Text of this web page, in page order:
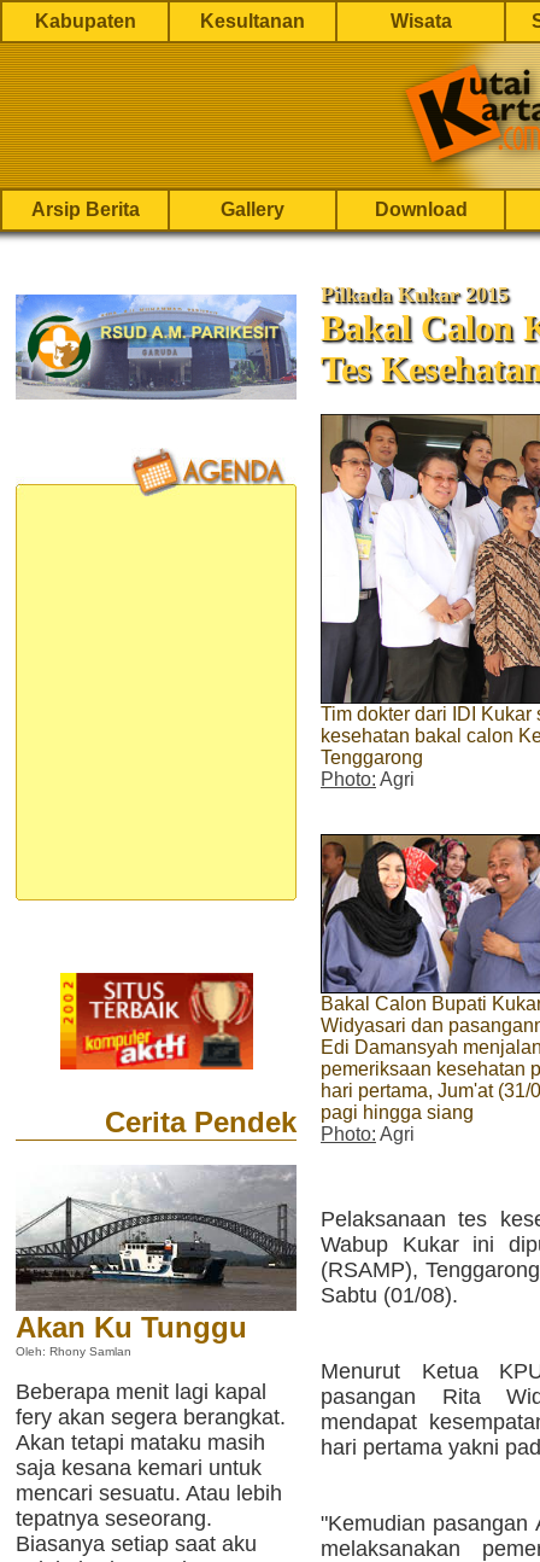
Kabupaten Kesultanan Wisata
Arsip Berita Gallery Download
Cerita Pendek
Akan Ku Tunggu
Oleh: Rhony Samlan
Beberapa menit lagi kapal
fery akan segera berangkat.
Akan tetapi mataku masih
saja kesana kemari untuk
mencari sesuatu. Atau lebih
tepatnya seseorang.
Biasanya setiap saat aku
Pilkada Kukar 2015
Bakal Calon
Tes
Tim dokter dari IDI
kesehatan bakal calon
Tenggarong
Photo: Agri
Bakal Calon Bupati
Widyasari dan
Edi Damansyah
pemeriksaan kesehatan
hari pertama, Jum'at (31/
pagi hingga siang
Photo: Agri
Pelaksanaan tes
Wabup Kukar ini
(RSAMP),
Sabtu (01/08).
Menurut Ketua
pasangan Rita
mendapat
hari pertama yakni
"Kemudian pasangan
melaksanakan